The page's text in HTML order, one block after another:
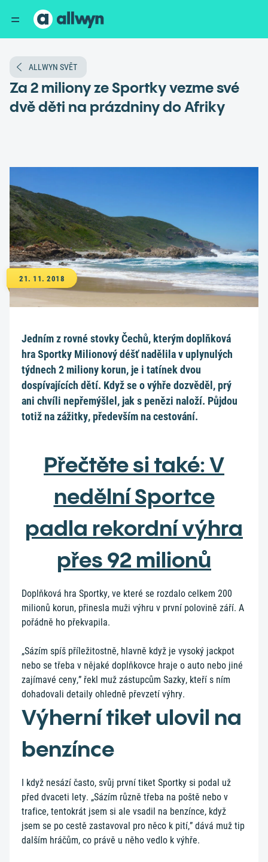
ALLWYN SVĚT
Za 2 miliony ze Sportky vezme své
dvě děti na prázdniny do Afriky
21. 11. 2018
Jedním z rovné stovky Čechů, kterým doplňková
hra Sportky Milionový déšť nadělila v uplynulých
týdnech 2 miliony korun, je i tatínek dvou
dospívajících dětí. Když se o výhře dozvěděl, prý
ani chvíli nepřemýšlel, jak s penězi naloží. Půjdou
totiž na zážitky, především na cestování.
Přečtěte si také: V
nedělní Sportce
padla rekordní výhra
přes 92 milionů
Doplňková hra Sportky, ve které se rozdalo celkem 200
milionů korun, přinesla muži výhru v první polovině září. A
pořádně ho překvapila.
„Sázím spíš příležitostně, hlavně když je vysoký jackpot
nebo se třeba v nějaké doplňkovce hraje o auto nebo jiné
zajímavé ceny,” řekl muž zástupcům Sazky, kteří s ním
dohadovali detaily ohledně převzetí výhry.
Výherní tiket ulovil na
benzínce
I když nesází často, svůj první tiket Sportky si podal už
před dvaceti lety. „Sázím různě třeba na poště nebo v
trafice, tentokrát jsem si ale vsadil na benzínce, když
jsem se po cestě zastavoval pro něco k pití,” dává muž tip
dalším hráčům, co právě u něho vedlo k výhře.